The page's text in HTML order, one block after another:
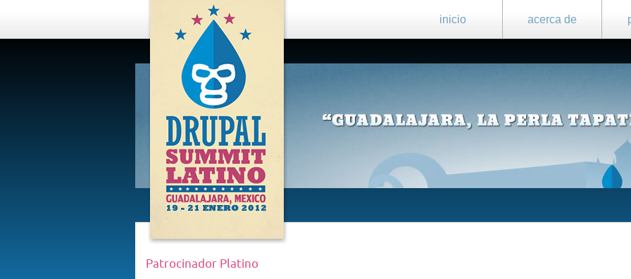
inicio acerca de
DRUPAL
SUMMIT
LATINO,
GUADALAJARA
2012
Patrocinador Platino